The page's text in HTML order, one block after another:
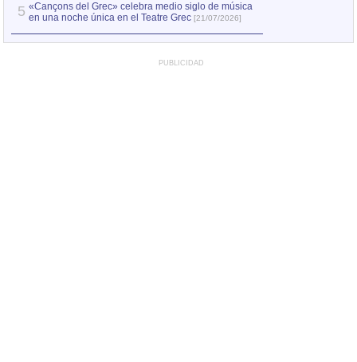
5 «Cançons del Grec» celebra medio siglo de música
en una noche única en el Teatre Grec [21/07/2026]
PUBLICIDAD